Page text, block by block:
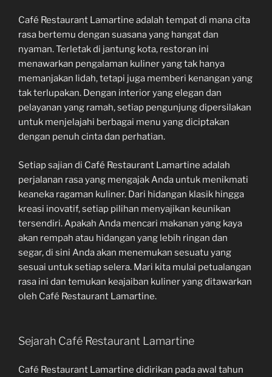
Café Restaurant Lamartine adalah tempat di mana cita
rasa bertemu dengan suasana yang hangat dan
nyaman. Terletak di jantung kota, restoran ini
menawarkan pengalaman kuliner yang tak hanya
memanjakan lidah, tetapi juga memberi kenangan yang
tak terlupakan. Dengan interior yang elegan dan
pelayanan yang ramah, setiap pengunjung dipersilakan
untuk menjelajahi berbagai menu yang diciptakan
dengan penuh cinta dan perhatian.
Setiap sajian di Café Restaurant Lamartine adalah
perjalanan rasa yang mengajak Anda untuk menikmati
keaneka ragaman kuliner. Dari hidangan klasik hingga
kreasi inovatif, setiap pilihan menyajikan keunikan
tersendiri. Apakah Anda mencari makanan yang kaya
akan rempah atau hidangan yang lebih ringan dan
segar, di sini Anda akan menemukan sesuatu yang
sesuai untuk setiap selera. Mari kita mulai petualangan
rasa ini dan temukan keajaiban kuliner yang ditawarkan
oleh Café Restaurant Lamartine.
Sejarah Café Restaurant Lamartine
Café Restaurant Lamartine didirikan pada awal tahun